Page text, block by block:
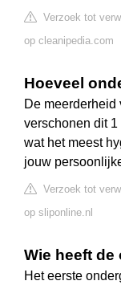
Verzoek tot
op cleanipedia.com
Hoeveel
De meerderheid
verschonen dit
wat het meest
jouw
Verzoek tot
op sliponline.nl
Wie heeft
Het eerste